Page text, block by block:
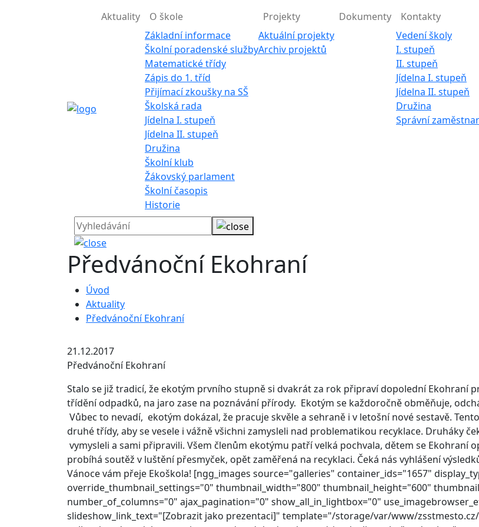
Aktuality
O škole
Základní informace
Školní poradenské služby
Matematické třídy
Zápis do 1. tříd
Přijímací zkoušky na SŠ
Školská rada
Jídelna I. stupeň
Jídelna II. stupeň
Družina
Školní klub
Žákovský parlament
Školní časopis
Historie
Projekty
Aktuální projekty
Archiv projektů
Dokumenty
Kontakty
Vedení školy
I. stupeň
II. stupeň
Jídelna I. stupeň
Jídelna II. stupeň
Družina
Správní
Předvánoční Ekohraní
Úvod
Aktuality
Předvánoční Ekohraní
21.12.2017
Předvánoční Ekohraní
Stalo se již tradicí, že ekotým prvního stupně si dvakrát za rok připraví dopolední Ekohraní
třídění odpadků, na jaro zase na poznávání přírody. Ekotým se každoročně obměňuje,
Vůbec to nevadí, ekotým dokázal, že pracuje skvěle a sehraně i v letošní nové sestavě.
druhé třídy, aby se vesele i vážně všichni zamysleli nad problematikou recyklace. Druháky
vymysleli a sami připravili. Všem členům ekotýmu patří velká pochvala, dětem se Ekohraní
probíhá soutěž v luštění přesmyček, opět zaměřená na recyklaci. Čeká nás vyhlášení
Vánoce vám přeje Ekoškola! [ngg_images source="galleries" container_ids="1657"
override_thumbnail_settings="0" thumbnail_width="800" thumbnail_height="600"
number_of_columns="0" ajax_pagination="0" show_all_in_lightbox="0"
slideshow_link_text="[Zobrazit jako prezentaci]" template="/storage/var/www/